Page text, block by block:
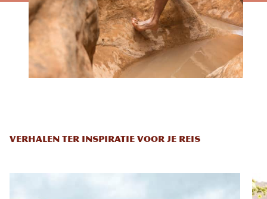
VERHALEN TER INSPIRATIE VOOR JE REIS